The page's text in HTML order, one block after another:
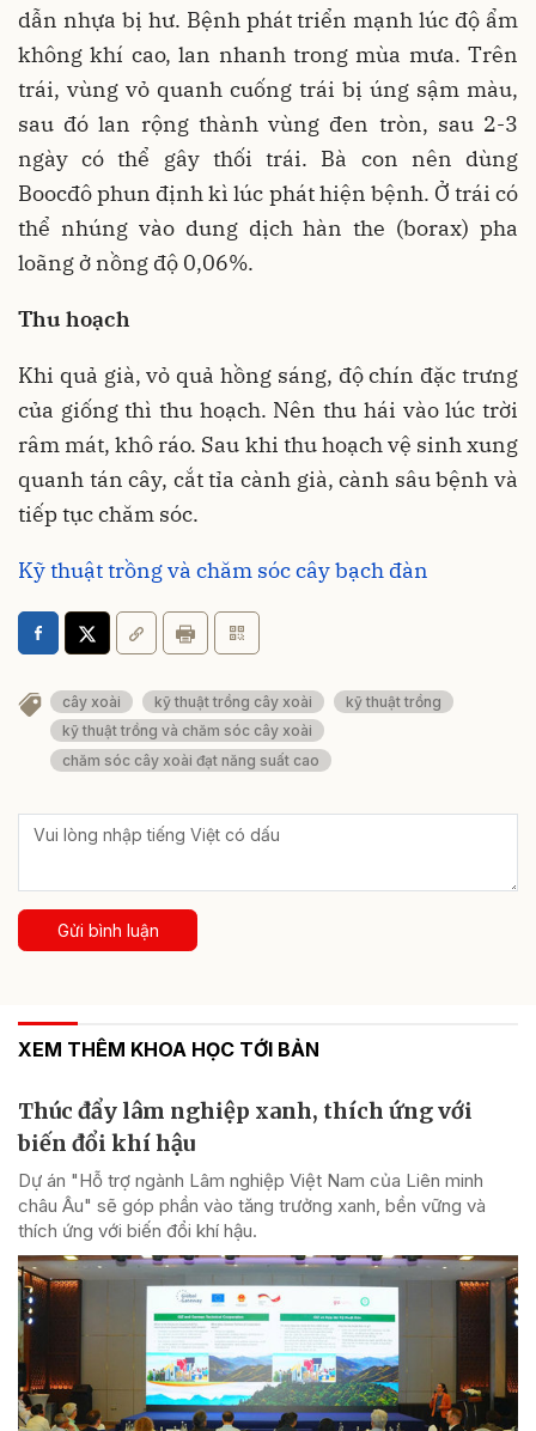
dẫn nhựa bị hư. Bệnh phát triển mạnh lúc độ ẩm
không khí cao, lan nhanh trong mùa mưa. Trên
trái, vùng vỏ quanh cuống trái bị úng sậm màu,
sau đó lan rộng thành vùng đen tròn, sau 2-3
ngày có thể gây thối trái. Bà con nên dùng
Boocđô phun định kì lúc phát hiện bệnh. Ở trái có
thể nhúng vào dung dịch hàn the (borax) pha
loãng ở nồng độ 0,06%.
Thu hoạch
Khi quả già, vỏ quả hồng sáng, độ chín đặc trưng
của giống thì thu hoạch. Nên thu hái vào lúc trời
râm mát, khô ráo. Sau khi thu hoạch vệ sinh xung
quanh tán cây, cắt tỉa cành già, cành sâu bệnh và
tiếp tục chăm sóc.
Kỹ thuật trồng và chăm sóc cây bạch đàn
cây xoài kỹ thuật trồng cây xoài
kỹ thuật trồng
kỹ thuật trồng và chăm sóc cây xoài
chăm sóc cây xoài đạt năng suất cao
Gửi bình luận
XEM THÊM KHOA HỌC TỚI BẢN
Thúc đẩy lâm nghiệp xanh, thích ứng với
biến đổi khí hậu
Dự án "Hỗ trợ ngành Lâm nghiệp Việt Nam của Liên minh
châu Âu" sẽ góp phần vào tăng trưởng xanh, bền vững và
thích ứng với biến đổi khí hậu.